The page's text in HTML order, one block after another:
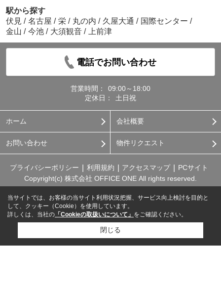
駅から探す
伏見 / 名古屋 / 栄 / 丸の内 / 久屋大通 / 国際センター /
金山 / 今池 / 大須観音 / 上前津
電話でお問い合わせ
営業時間：
09:00～18:00
定休日：
土日祝
ホーム 会社概要
お問い合わせ 物件リクエスト
プライバシーポリシー 利用規約 アクセスマップ
PCサイト
Copyright(c) 株式会社 OFFICE ONE All rights reserved.
当サイトでは、お客様の当サイト利用状況把握、サービス向上検討を目的と
して、クッキー（Cookie）を使用しています。
詳しくは、当社の 「Cookieの取扱いについて」 をご確認ください。
閉じる